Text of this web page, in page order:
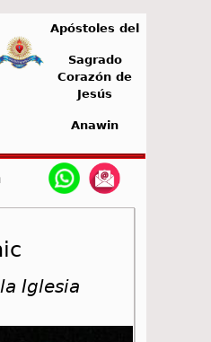
Apóstoles del
Sagrado
Corazón de
Jesús
Anawin
Iglesia